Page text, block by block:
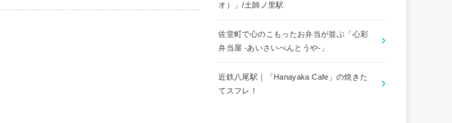
オ）」/土師ノ里駅
佐堂町で心のこもったお弁当が並ぶ「心彩
弁当屋 -あいさいべんとうや-」
近鉄八尾駅｜「Hanayaka Cafe」の焼きた
てスフレ！